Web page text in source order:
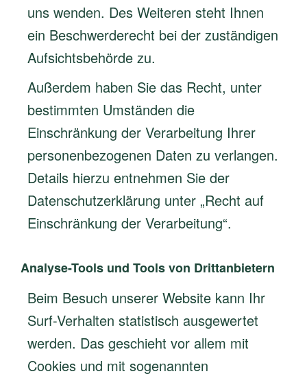
uns wenden. Des Weiteren steht Ihnen
ein Beschwerderecht bei der zuständigen
Aufsichtsbehörde zu.
Außerdem haben Sie das Recht, unter
bestimmten Umständen die
Einschränkung der Verarbeitung Ihrer
personenbezogenen Daten zu verlangen.
Details hierzu entnehmen Sie der
Datenschutzerklärung unter „Recht auf
Einschränkung der Verarbeitung“.
Analyse-Tools und Tools von Drittanbietern
Beim Besuch unserer Website kann Ihr
Surf-Verhalten statistisch ausgewertet
werden. Das geschieht vor allem mit
Cookies und mit sogenannten